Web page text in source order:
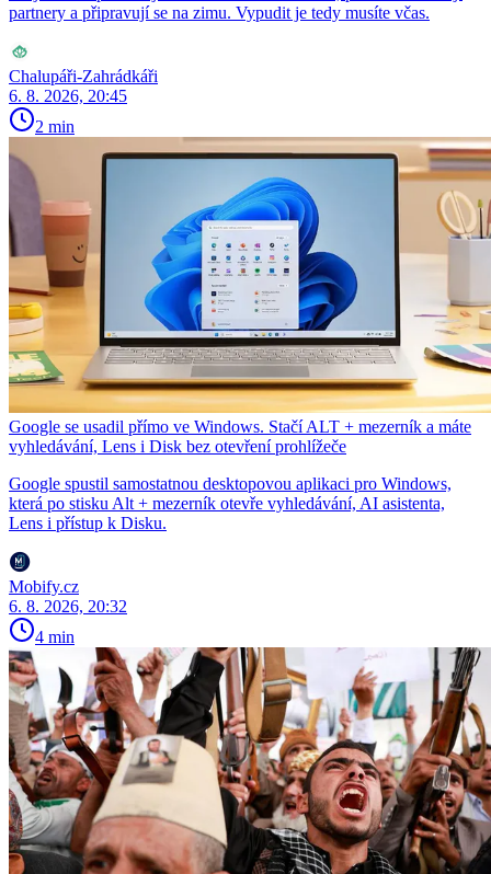
partnery a připravují se na zimu. Vypudit je tedy musíte včas.
Chalupáři-Zahrádkáři
6. 8. 2026, 20:45
2 min
Google se usadil přímo ve Windows. Stačí ALT + mezerník a máte
vyhledávání, Lens i Disk bez otevření prohlížeče
Google spustil samostatnou desktopovou aplikaci pro Windows,
která po stisku Alt + mezerník otevře vyhledávání, AI asistenta,
Lens i přístup k Disku.
Mobify.cz
6. 8. 2026, 20:32
4 min